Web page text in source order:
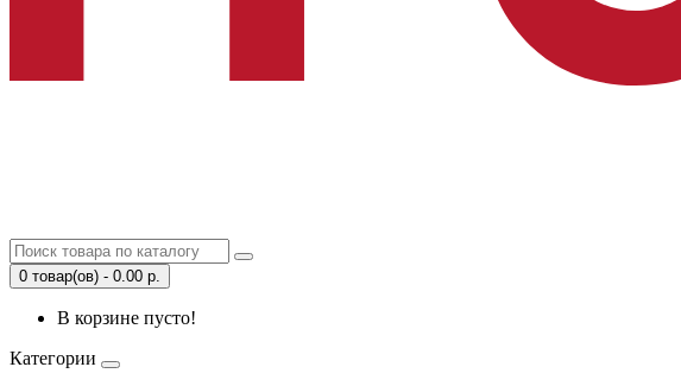
0 товар(ов) - 0.00 р.
В корзине пусто!
Категории